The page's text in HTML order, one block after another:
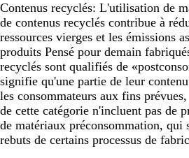
Contenus recyclés: L'utilisation de
de contenus recyclés contribue à
ressources vierges et les émissions
produits Pensé pour demain
recyclés sont qualifiés de
signifie qu'une partie de leur
les consommateurs aux fins
de cette catégorie n'incluent pas de
de matériaux préconsommation, qui
rebuts de certains processus de